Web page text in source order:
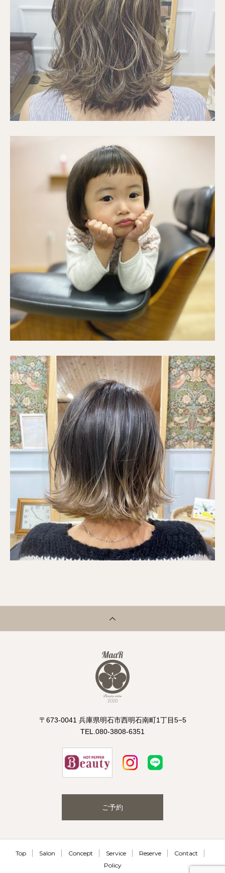
〒673-0041 兵庫県明石市西明石南町1丁目5−5
TEL.080-3808-6351
ご予約
Top Salon Concept Service Reserve
Contact
Policy